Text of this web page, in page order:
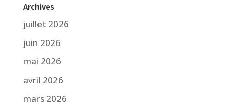
Archives
juillet 2026
juin 2026
mai 2026
avril 2026
mars 2026